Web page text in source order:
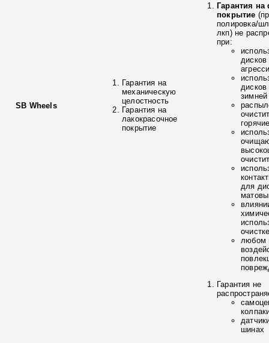
SB Wheels
Гарантия на
механическую
целостность
Гарантия на
лакокрасочное
покрытие
Гарантия
покрытие
полировка/
лкп) не
при:
зимней
для
любом
Гарантия не
шинах